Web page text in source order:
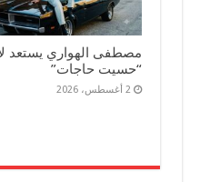
مصطفى الهواري يستعد
“حسيت حاجات”
2 أغسطس، 2026